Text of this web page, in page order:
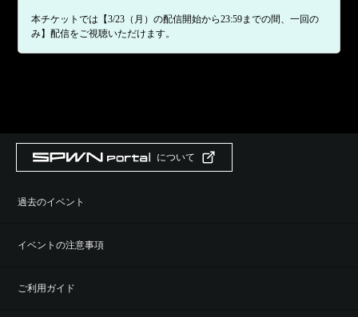
本チケットでは【3/23（月）の配信開始から23:59までの間、一回の
み】配信をご視聴いただけます。
について
過去のイベント
イベントの注意事項
ご利用ガイド